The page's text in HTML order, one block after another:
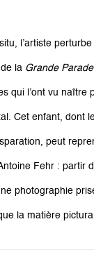
l’artiste perturbe
la Grande Parade
qui l’ont vu naître
Cet enfant, dont
peut
Fehr : partir
photographie
la matière